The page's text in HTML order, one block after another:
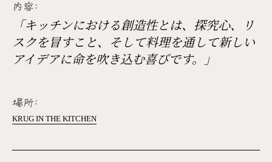
内容:
「キッチンにおける創造性とは、探究心、リ
スクを冒すこと、そして料理を通して新しい
アイデアに命を吹き込む喜びです。」
場所:
KRUG IN THE KITCHEN